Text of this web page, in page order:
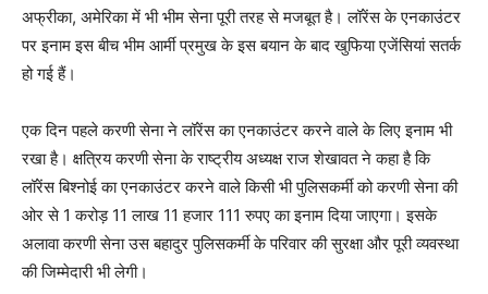
अफ्रीका, अमेरिका में भी भीम सेना पूरी तरह से मजबूत है। लॉरेंस के एनकाउंटर
पर इनाम इस बीच भीम आर्मी प्रमुख के इस बयान के बाद खुफिया एजेंसियां ​​सतर्क
हो गई हैं।
एक दिन पहले करणी सेना ने लॉरेंस का एनकाउंटर करने वाले के लिए इनाम भी
रखा है। क्षत्रिय करणी सेना के राष्ट्रीय अध्यक्ष राज शेखावत ने कहा है कि
लॉरेंस बिश्नोई का एनकाउंटर करने वाले किसी भी पुलिसकर्मी को करणी सेना की
ओर से 1 करोड़ 11 लाख 11 हजार 111 रुपए का इनाम दिया जाएगा। इसके
अलावा करणी सेना उस बहादुर पुलिसकर्मी के परिवार की सुरक्षा और पूरी व्यवस्था
की जिम्मेदारी भी लेगी।